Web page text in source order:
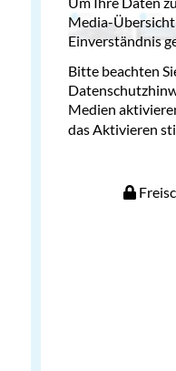
Media-
Einverständnis
Bitte beachten
Medien
das Aktivieren